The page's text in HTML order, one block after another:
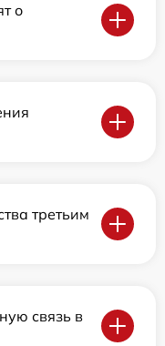
о
третьим
связь в